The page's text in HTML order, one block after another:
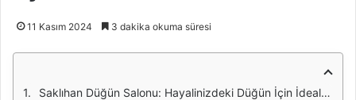
11 Kasım 2024 3 dakika okuma süresi
Saklıhan Düğün Salonu: Hayalinizdeki Düğün İçin İdeal Mekan